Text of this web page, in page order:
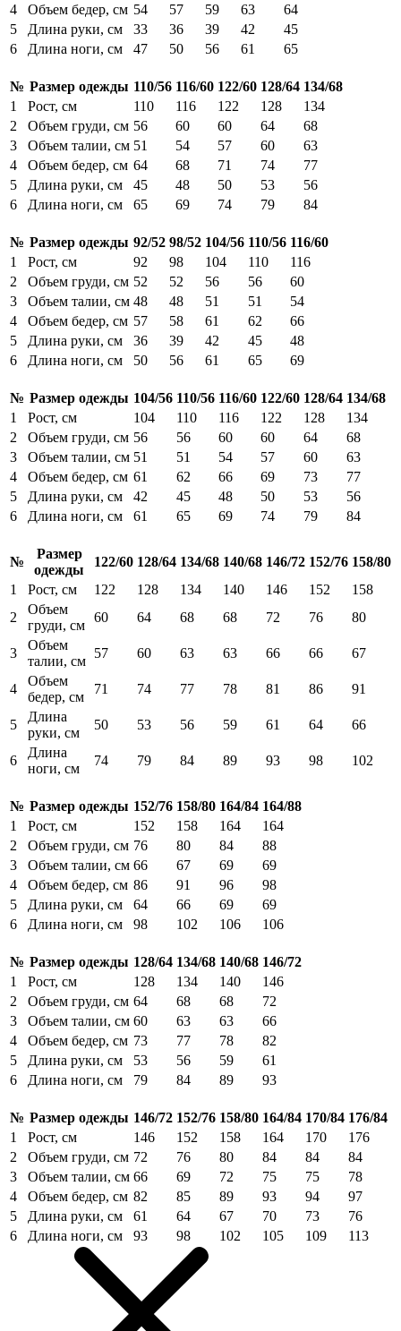
4
Объем бедер, см 54 57 59 63
64
5
Длина руки, см 33 36 39 42
45
6
Длина ноги, см 47 50 56 61 65
№ Размер одежды 110/56 116/60 122/60 128/64 134/68
1
Рост, см 110 116 122 128
134
2
Объем груди, см 56 60 60 64
68
3
Объем талии, см 51 54 57 60
63
4
Объем бедер, см 64 68 71 74
77
5
Длина руки, см 45 48 50 53
56
6
Длина ноги, см 65 69 74 79 84
№ Размер одежды 92/52 98/52 104/56 110/56 116/60
1
Рост, см 92 98 104 110
116
2
Объем груди, см 52 52 56 56
60
3
Объем талии, см 48 48 51 51
54
4
Объем бедер, см 57 58 61 62
66
5
Длина руки, см 36 39 42 45
48
6
Длина ноги, см 50 56 61 65 69
№ Размер одежды 104/56 110/56 116/60 122/60 128/64 134/68
1
Рост, см 104 110 116 122 128
134
2
Объем груди, см 56 56 60 60 64
68
3
Объем талии, см 51 51 54 57 60
63
4
Объем бедер, см 61 62 66 69 73
77
5
Длина руки, см 42 45 48 50 53
56
6
Длина ноги, см 61 65 69 74 79 84
№
Размер
одежды
122/60 128/64 134/68 140/68 146/72 152/76 158/80
1
Рост, см 122 128 134 140 146 152
158
2
Объем
груди, см
60 64 68 68 72 76 80
3
Объем
талии, см
57 60 63 63 66 66 67
4
Объем
бедер, см
71 74 77 78 81 86 91
5
Длина
руки, см
50 53 56 59 61 64 66
6
Длина
ноги, см
74 79 84 89 93 98 102
№ Размер одежды 152/76 158/80 164/84 164/88
1
Рост, см 152 158 164
164
2
Объем груди, см 76 80 84
88
3
Объем талии, см 66 67 69
69
4
Объем бедер, см 86 91 96
98
5
Длина руки, см 64 66 69
69
6
Длина ноги, см 98 102 106 106
№ Размер одежды 128/64 134/68 140/68 146/72
1
Рост, см 128 134 140
146
2
Объем груди, см 64 68 68
72
3
Объем талии, см 60 63 63
66
4
Объем бедер, см 73 77 78
82
5
Длина руки, см 53 56 59
61
6
Длина ноги, см 79 84 89 93
№ Размер одежды 146/72 152/76 158/80 164/84 170/84 176/84
1
Рост, см 146 152 158 164 170
176
2
Объем груди, см 72 76 80 84 84
84
3
Объем талии, см 66 69 72 75 75
78
4
Объем бедер, см 82 85 89 93 94
97
5
Длина руки, см 61 64 67 70 73
76
6
Длина ноги, см 93 98 102 105 109 113